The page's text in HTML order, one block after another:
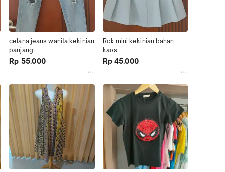
celana jeans wanita kekinian
panjang
Rp 55.000
Rok mini kekinian bahan
kaos
Rp 45.000